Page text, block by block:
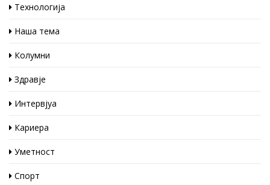
Технологија
Наша тема
Колумни
Здравје
Интервјуа
Кариера
Уметност
Спорт